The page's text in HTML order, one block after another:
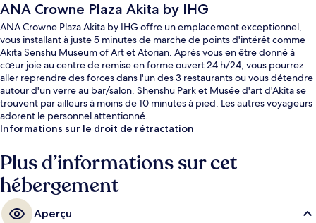
ANA Crowne Plaza Akita by IHG
ANA Crowne Plaza Akita by IHG offre un emplacement exceptionnel,
vous installant à juste 5 minutes de marche de points d'intérêt comme
Akita Senshu Museum of Art et Atorian. Après vous en être donné à
cœur joie au centre de remise en forme ouvert 24 h/24, vous pourrez
aller reprendre des forces dans l'un des 3 restaurants ou vous détendre
autour d'un verre au bar/salon. Shenshu Park et Musée d'art d'Akita se
trouvent par ailleurs à moins de 10 minutes à pied. Les autres voyageurs
adorent le personnel attentionné.
Informations sur le droit de rétractation
Plus d’informations sur cet
hébergement
Aperçu